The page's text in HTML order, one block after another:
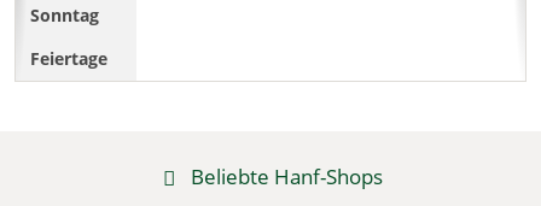
Beliebte Hanf-Shops